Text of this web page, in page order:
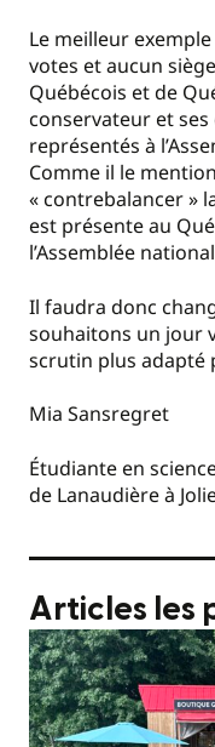
Le meilleur
votes et aucun
Québécois et de
conservateur et
représentés à
Comme il le
« contrebalancer »
est présente au
l’Assemblée
Il faudra donc
souhaitons un jour
scrutin plus adapté
Mia Sansregret
Étudiante en
de Lanaudière à
Articles les